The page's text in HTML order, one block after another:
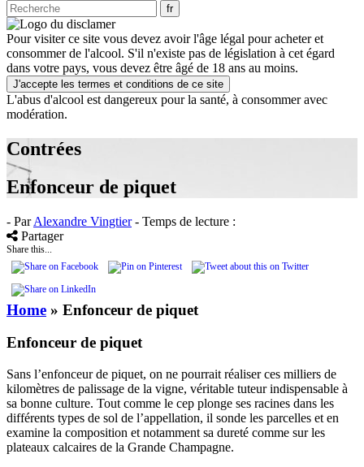
Pour visiter ce site vous devez avoir l'âge légal pour acheter et
consommer de l'alcool. S'il n'existe pas de législation à cet égard
dans votre pays, vous devez être âgé de 18 ans au moins.
J'accepte les termes et conditions de ce site
L'abus d'alcool est dangereux pour la santé, à consommer avec
modération.
Contrées
Enfonceur de piquet
- ParAlexandre Vingtier - Temps de lecture :
Partager
Share this...
Home » Enfonceur de piquet
Enfonceur de piquet
Sans l’enfonceur de piquet, on ne pourrait réaliser ces milliers de
kilomètres de palissage de la vigne, véritable tuteur indispensable à
sa bonne culture. Tout comme le cep plonge ses racines dans les
différents types de sol de l’appellation, il sonde les parcelles et en
examine la composition et notamment sa dureté comme sur les
plateaux calcaires de la Grande Champagne.